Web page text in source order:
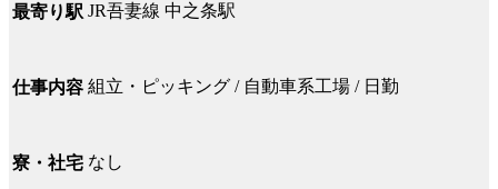
最寄り駅 JR吾妻線 中之条駅
仕事内容 組立・ピッキング / 自動車系工場 / 日勤
寮・社宅 なし